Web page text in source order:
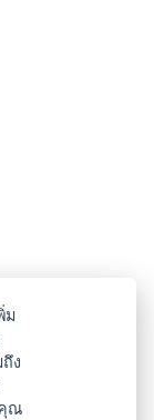
ม
ง
ณ